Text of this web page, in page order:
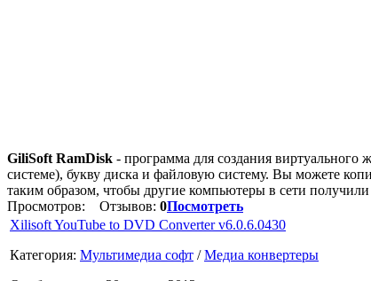
GiliSoft RamDisk - программа для создания виртуального
системе), букву диска и файловую систему. Вы можете
таким образом, чтобы другие компьютеры в сети
Просмотров:
Отзывов: 0Посмотреть
Xilisoft YouTube to DVD Converter v6.0.6.0430
Категория: Мультимедиа софт /Медиа конвертеры